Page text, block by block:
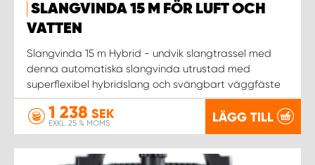
SLANGVINDA 15 M FÖR LUFT OCH
VATTEN
Slangvinda 15 m Hybrid - undvik slangtrassel med
denna automatiska slangvinda utrustad med
superflexibel hybridslang och svängbart väggfäste
1 238 SEK
EXKL. 25 % MOMS LÄGG TILL
WORK SYSTEM LULEÅ
WORK SYSTEM NORRKÖPING
WORK SYSTEM SKELLEFTEÅ
WORK SYSTEM SKÖVDE